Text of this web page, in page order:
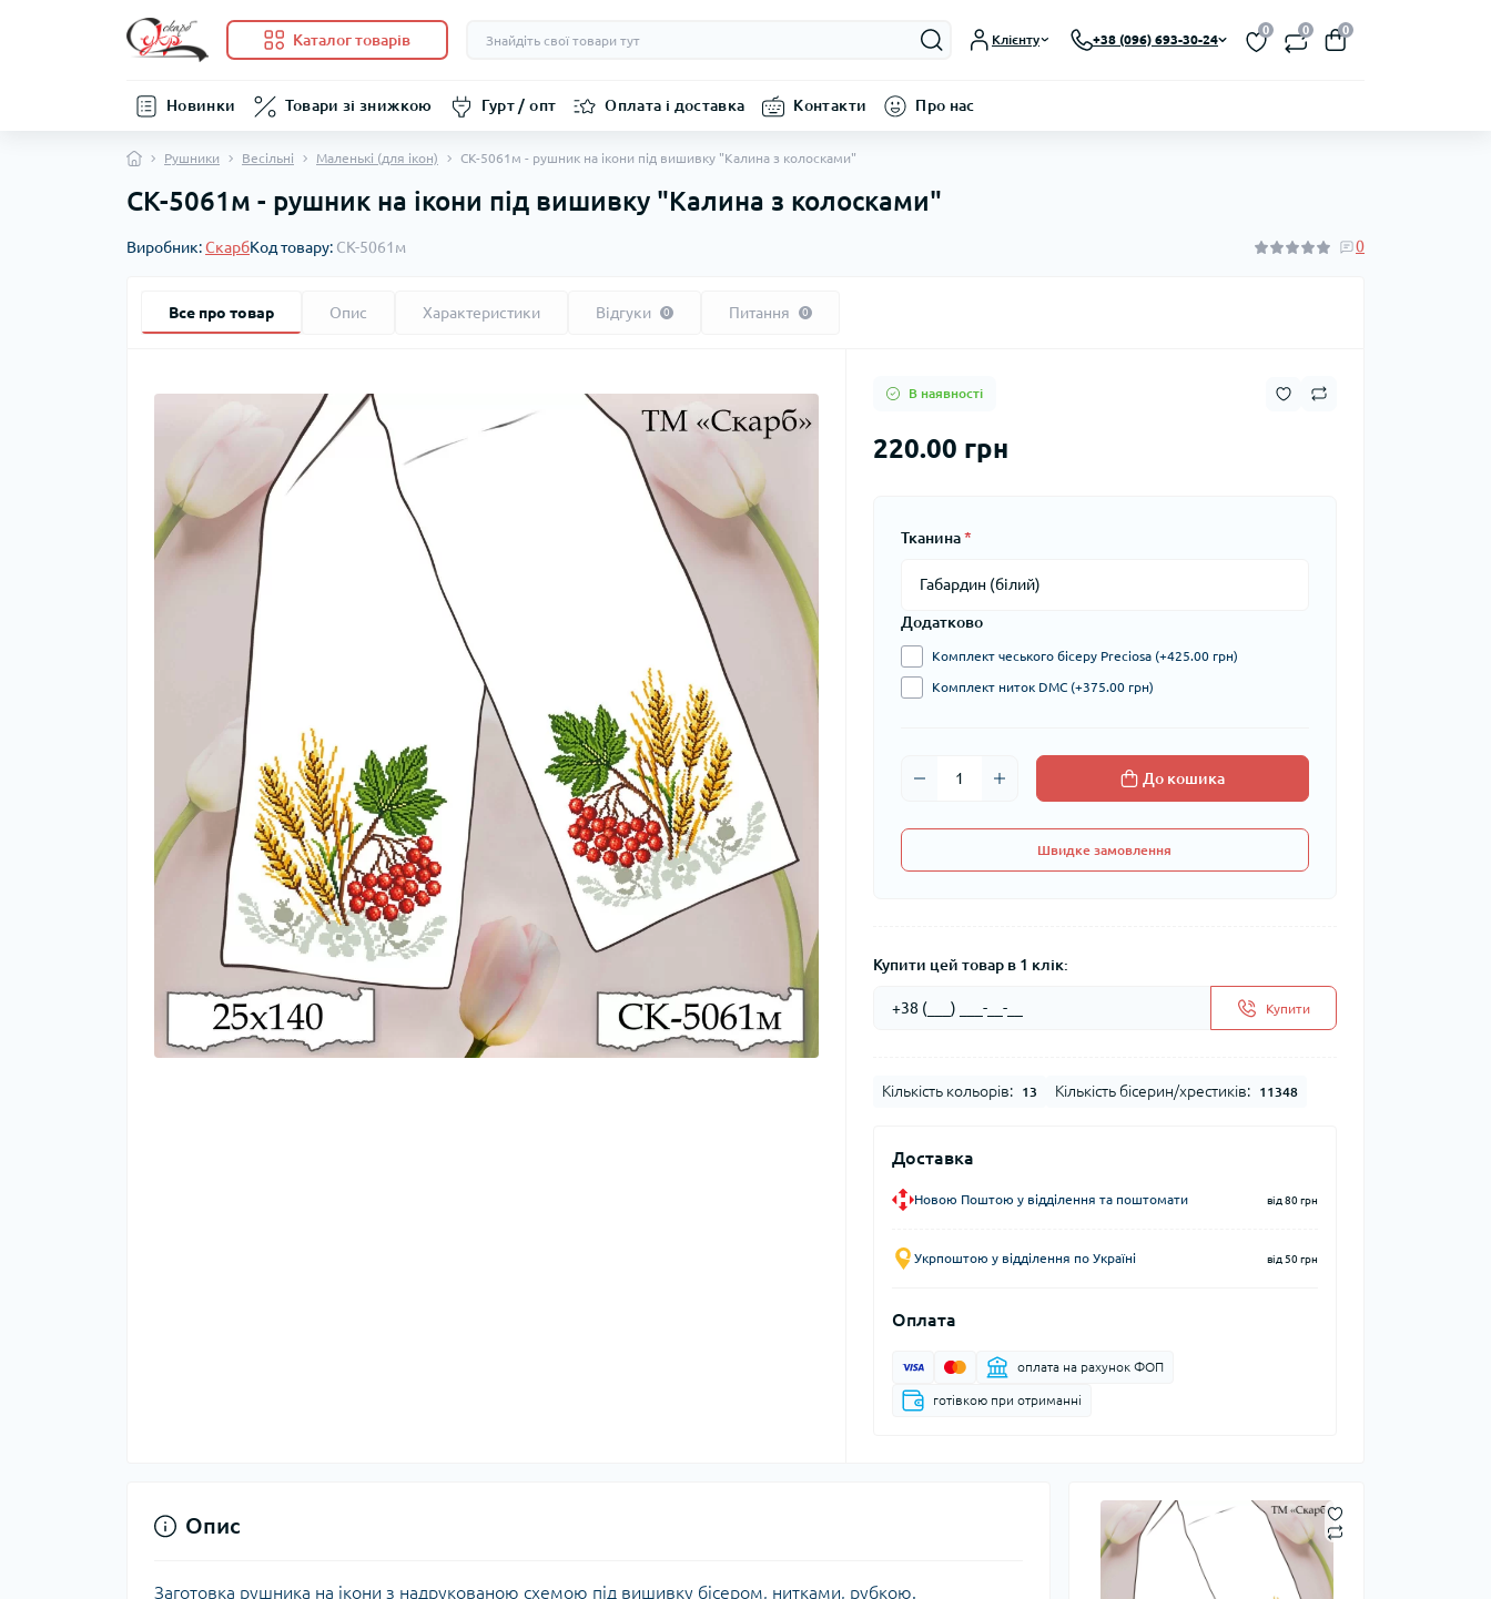
Каталог товарів Клієнту +38 (096) 693-30-24
0 0 0
Новинки Товари зі знижкою Гурт / опт Оплата і доставка Контакти Про нас
Рушники Весільні Маленькі (для ікон) СК-5061м - рушник на ікони під вишивку "Калина з колосками"
СК-5061м - рушник на ікони під вишивку "Калина з колосками"
Виробник:СкарбКод товару: СК-5061м 0
Все про товар Опис Характеристики Відгуки 0 Питання 0
В наявності
220.00 грн
Тканина*
Додатково
Комплект чеського бісеру Preciosa (+425.00 грн)
Комплект ниток DMC (+375.00 грн)
До кошика
Швидке замовлення
Купити цей товар в 1 клік:
Купити
Кількість кольорів: 13 Кількість бісерин/хрестиків: 11348
Доставка
Новою Поштою у відділення та поштомати від 80 грн
Укрпоштою у відділення по Україні від 50 грн
Оплата
оплата на рахунок ФОП
готівкою при отриманні
Опис
Заготовка рушника на ікони з надрукованою схемою під вишивку бісером, нитками, рубкою.